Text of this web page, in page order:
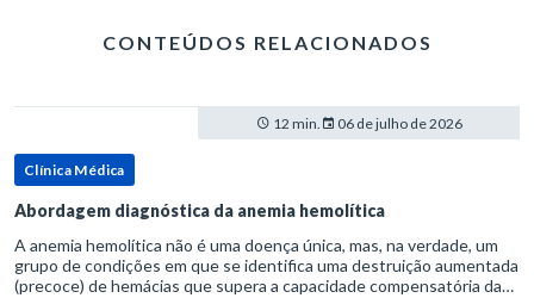
CONTEÚDOS RELACIONADOS
12 min. 06 de julho de 2026
Clínica Médica
Abordagem diagnóstica da anemia hemolítica
A anemia hemolítica não é uma doença única, mas, na verdade, um
grupo de condições em que se identifica uma destruição aumentada
(precoce) de hemácias que supera a capacidade compensatória da